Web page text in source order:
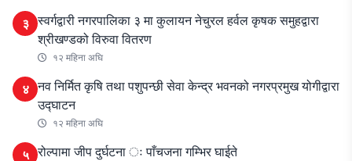
३ स्वर्गद्वारी नगरपालिका ३ मा कुलायन नेचुरल हर्वल कृषक समुहद्वारा
श्रीखण्डको विरुवा वितरण
१२ महिना अघि
४ नव निर्मित कृषि तथा पशुपन्छी सेवा केन्द्र भवनको नगरप्रमुख योगीद्वारा
उद्घाटन
१२ महिना अघि
५ रोल्पामा जीप दुर्घटना ः पाँचजना गम्भिर घाईते